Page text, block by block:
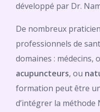
développé par Dr.
De nombreux
professionnels de
domaines : médecins,
acupuncteurs, ou
formation peut être
d’intégrer la méthode